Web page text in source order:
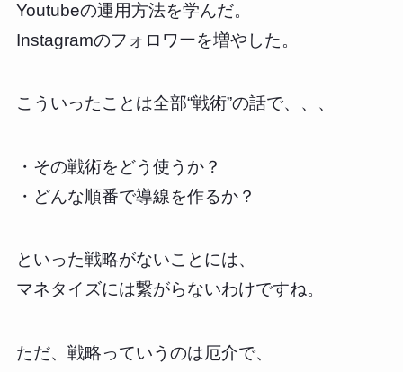
Youtubeの運用方法を学んだ。
Instagramのフォロワーを増やした。
こういったことは全部“戦術”の話で、、、
・その戦術をどう使うか？
・どんな順番で導線を作るか？
といった戦略がないことには、
マネタイズには繋がらないわけですね。
ただ、戦略っていうのは厄介で、